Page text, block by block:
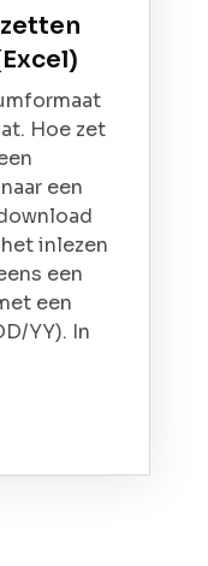
Hoe zet
een
inlezen
een
een
YY). In